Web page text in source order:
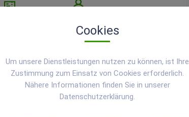
ab 3 Jahre
das Sie alle kennen, ja täglich
oder höchst selten gesehen haben. Nahezu
Cookies
Um unsere Dienstleistungen nutzen zu können, ist Ihre
Zustimmung zum Einsatz von Cookies erforderlich.
Nähere Informationen finden Sie in unserer
Datenschutzerklärung.